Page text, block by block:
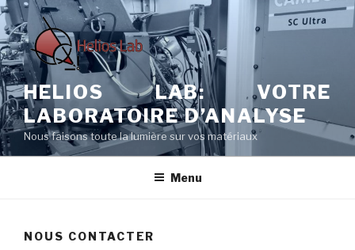
Aller
au
contenu
principal
HELIOS LAB: VOTRE
LABORATOIRE D’ANALYSE
Nous faisons toute la lumière sur vos matériaux
Menu
NOUS CONTACTER